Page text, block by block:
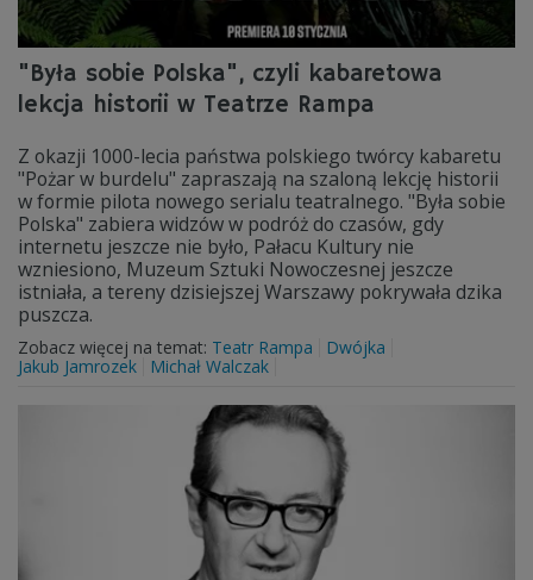
"Była sobie Polska", czyli kabaretowa
lekcja historii w Teatrze Rampa
Z okazji 1000-lecia państwa polskiego twórcy kabaretu
"Pożar w burdelu" zapraszają na szaloną lekcję historii
w formie pilota nowego serialu teatralnego. "Była sobie
Polska" zabiera widzów w podróż do czasów, gdy
internetu jeszcze nie było, Pałacu Kultury nie
wzniesiono, Muzeum Sztuki Nowoczesnej jeszcze
istniała, a tereny dzisiejszej Warszawy pokrywała dzika
puszcza.
Zobacz więcej na temat: Teatr Rampa
Dwójka
Jakub Jamrozek
Michał Walczak